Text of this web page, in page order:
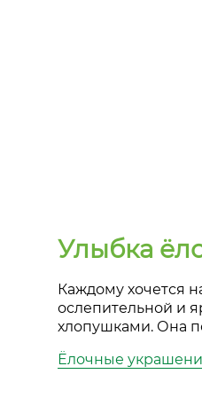
Улыбка
Каждому хочется
ослепительной и
хлопушками. Она
Ёлочные